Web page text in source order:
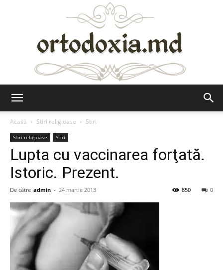
Acasă
Stiri religioase Stiri
Stiri religioase Stiri
Lupta cu vaccinarea forţată.
Istoric. Prezent.
De către admin - 24 martie 2013 0
850